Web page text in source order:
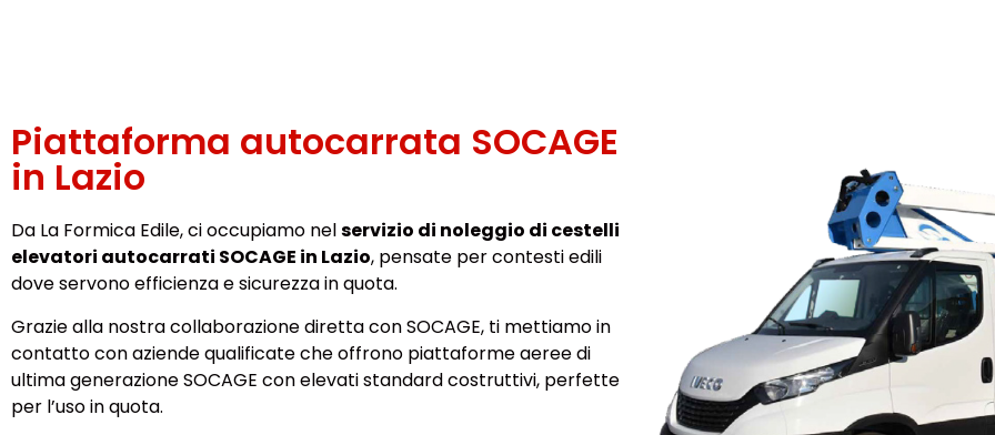
Piattaforma autocarrata SOCAGE
in Lazio
Da La Formica Edile, ci occupiamo nelservizio di noleggio di cestelli
elevatori autocarrati SOCAGE in Lazio, pensate per contesti edili
dove servono efficienza e sicurezza in quota.
Grazie alla nostra collaborazione diretta con SOCAGE, ti mettiamo in
contatto con aziende qualificate che offrono piattaforme aeree di
ultima generazione SOCAGE con elevati standard costruttivi, perfette
per l’uso in quota.